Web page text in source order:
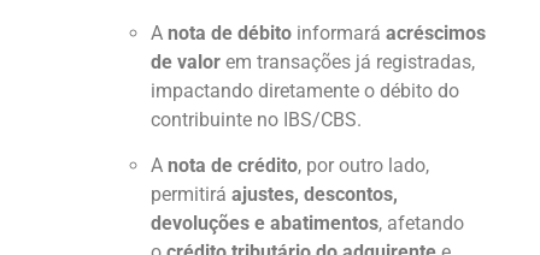
A nota de débito informará acréscimos
de valor em transações já registradas,
impactando diretamente o débito do
contribuinte no IBS/CBS.
A nota de crédito, por outro lado,
permitirá ajustes, descontos,
devoluções e abatimentos, afetando